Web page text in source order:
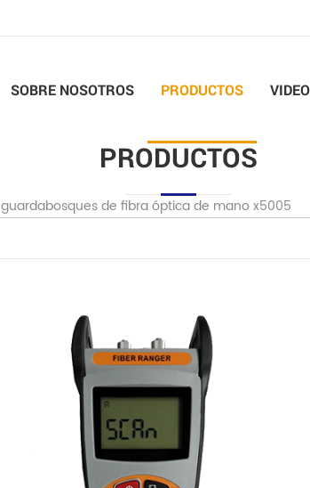
SOBRE NOSOTROS PRODUCTOS
PRODUCTOS
guardabosques de fibra óptica de mano x5005